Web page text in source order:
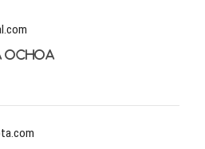
Ochoa